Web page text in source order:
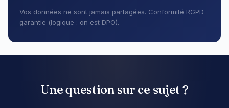
Vos données ne sont jamais partagées. Conformité RGPD
garantie (logique : on est DPO).
Une question sur ce sujet ?